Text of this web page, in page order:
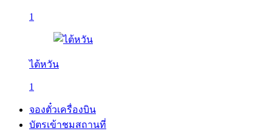
1
ไต้หวัน
1
จองตั๋วเครื่องบิน
บัตรเข้าชมสถานที่